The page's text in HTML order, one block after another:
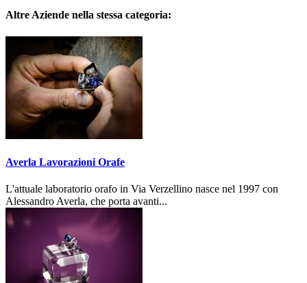
Altre Aziende nella stessa categoria:
Averla Lavorazioni Orafe
L'attuale laboratorio orafo in Via Verzellino nasce nel 1997 con
Alessandro Averla, che porta avanti...